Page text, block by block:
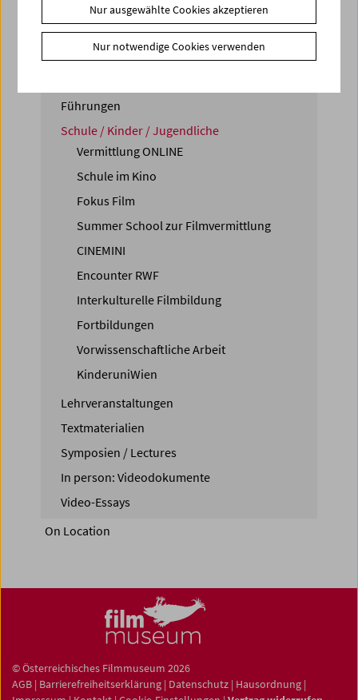
Forschung
Führungen
Schule / Kinder / Jugendliche
Vermittlung ONLINE
Schule im Kino
Fokus Film
Summer School zur Filmvermittlung
CINEMINI
Encounter RWF
Interkulturelle Filmbildung
Fortbildungen
Vorwissenschaftliche Arbeit
KinderuniWien
Lehrveranstaltungen
Textmaterialien
Symposien / Lectures
In person: Videodokumente
Video-Essays
On Location
© Österreichisches Filmmuseum 2026
AGB | Barrierefreiheitserklärung | Datenschutz | Hausordnung |
Nur ausgewählte Cookies akzeptieren
Nur notwendige Cookies verwenden